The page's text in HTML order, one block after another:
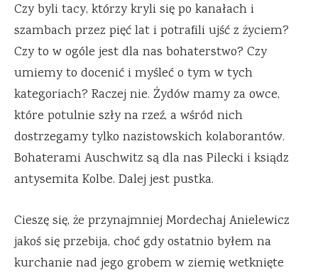
Czy byli tacy, którzy kryli się po kanałach i
szambach przez pięć lat i potrafili ujść z życiem?
Czy to w ogóle jest dla nas bohaterstwo? Czy
umiemy to docenić i myśleć o tym w tych
kategoriach? Raczej nie. Żydów mamy za owce,
które potulnie szły na rzeź, a wśród nich
dostrzegamy tylko nazistowskich kolaborantów.
Bohaterami Auschwitz są dla nas Pilecki i ksiądz
antysemita Kolbe. Dalej jest pustka.
Cieszę się, że przynajmniej Mordechaj Anielewicz
jakoś się przebija, choć gdy ostatnio byłem na
kurchanie nad jego grobem w ziemię wetknięte